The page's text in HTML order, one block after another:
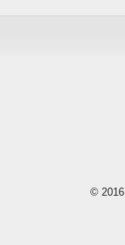
© 2016